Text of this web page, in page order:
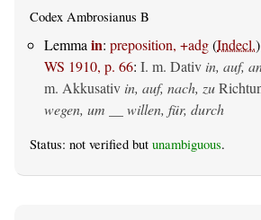
Codex Ambrosianus B
Lemma in: preposition, +adg(Indecl.)
WS 1910, p. 66: I. m. Dativ in, auf,
m. Akkusativ in, auf, nach, zu
wegen, um __ willen, für, durch
Status: not verified but unambiguous.